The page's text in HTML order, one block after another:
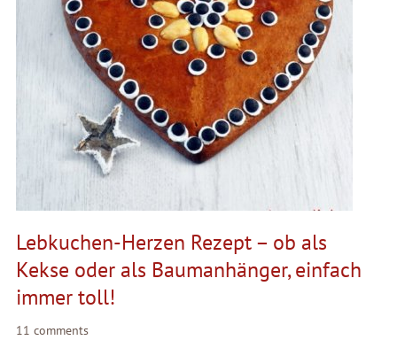
Lebkuchen-Herzen Rezept – ob als
Kekse oder als Baumanhänger, einfach
immer toll!
11 comments